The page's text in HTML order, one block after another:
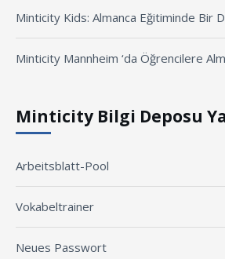
Minticity Kids: Almanca Eğitiminde Bir
Minticity Mannheim ‘da Öğrencilere
Minticity Bilgi Deposu
Arbeitsblatt-Pool
Vokabeltrainer
Neues Passwort